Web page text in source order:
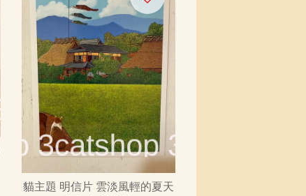
貓主題 明信片 雲淡風輕的夏天